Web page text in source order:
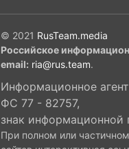
© 2021 RusTeam.media
Российское
email: ria@rus.team.
Информационное
ФС 77 - 82757,
знак информационной
При полном или